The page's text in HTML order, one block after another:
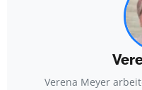
Verena Meyer